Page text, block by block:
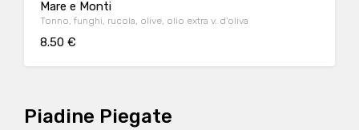
Mare e Monti
Tonno, funghi, rucola, olive, olio extra v. d'oliva
8.50 €
Piadine Piegate